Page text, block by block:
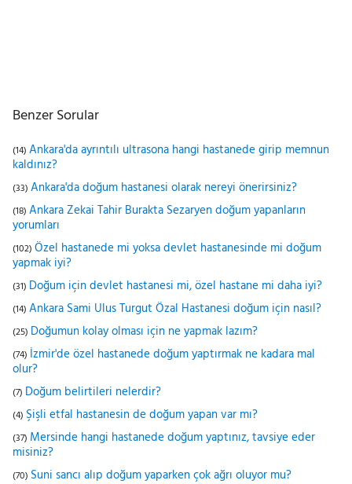
Benzer Sorular
(14) Ankara'da ayrıntılı ultrasona hangi hastanede girip memnun
kaldınız?
(33) Ankara'da doğum hastanesi olarak nereyi önerirsiniz?
(18) Ankara Zekai Tahir Burakta Sezaryen doğum yapanların
yorumları
(102) Özel hastanede mi yoksa devlet hastanesinde mi doğum
yapmak iyi?
(31) Doğum için devlet hastanesi mi, özel hastane mi daha iyi?
(14) Ankara Sami Ulus Turgut Özal Hastanesi doğum için nasıl?
(25) Doğumun kolay olması için ne yapmak lazım?
(74) İzmir'de özel hastanede doğum yaptırmak ne kadara mal
olur?
(7) Doğum belirtileri nelerdir?
(4) Şişli etfal hastanesin de doğum yapan var mı?
(37) Mersinde hangi hastanede doğum yaptınız, tavsiye eder
misiniz?
(70) Suni sancı alıp doğum yaparken çok ağrı oluyor mu?